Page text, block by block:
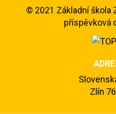
© 2021 Základní škola
příspěvková
Zlín